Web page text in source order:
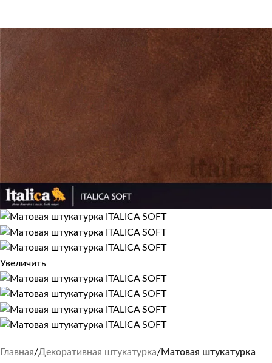
Увеличить
Главная Декоративная штукатурка
Матовая штукатурка